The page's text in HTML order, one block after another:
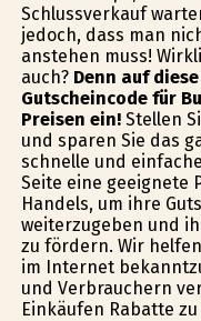
Schlussverkauf
jedoch, dass man
anstehen muss!
auch? Denn auf
Gutscheincode für
Preisen ein!Stellen
und sparen Sie das
schnelle und
Seite eine geeignete
Handels, um ihre
weiterzugeben und
zu fördern. Wir
im Internet
und Verbrauchern
Einkäufen Rabatte